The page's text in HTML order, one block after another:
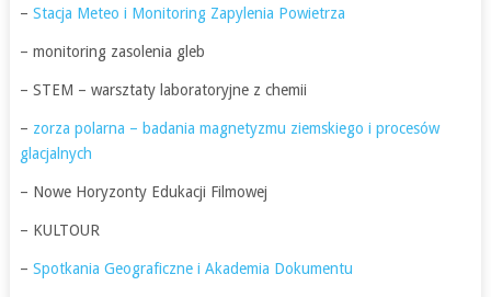
– Stacja Meteo i Monitoring Zapylenia Powietrza
– monitoring zasolenia gleb
– STEM – warsztaty laboratoryjne z chemii
– zorza polarna – badania magnetyzmu ziemskiego i procesów
glacjalnych
– Nowe Horyzonty Edukacji Filmowej
– KULTOUR
– Spotkania Geograficzne i Akademia Dokumentu